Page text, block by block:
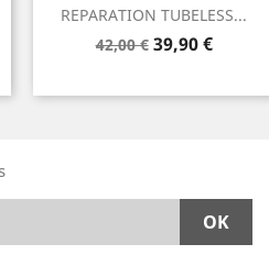
REPARATION TUBELESS...
Prix
42,00 € Prix
39,90 €